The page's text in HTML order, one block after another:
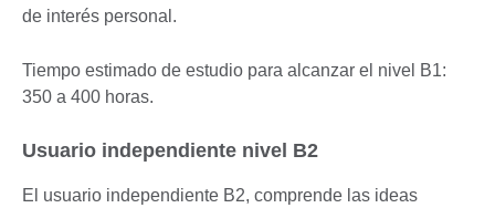
de interés personal.
Tiempo estimado de estudio para alcanzar el nivel B1:
350 a 400 horas.
Usuario independiente nivel B2
El usuario independiente B2, comprende las ideas